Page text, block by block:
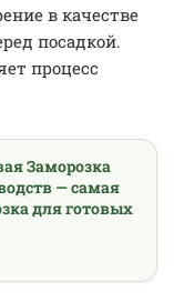
в качестве
посадкой.
процесс
Заморозка
— самая
для готовых